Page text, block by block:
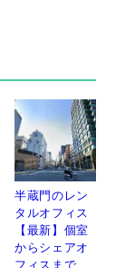
半蔵門のレン
タルオフィス
【最新】個室
からシェアオ
フィスまで